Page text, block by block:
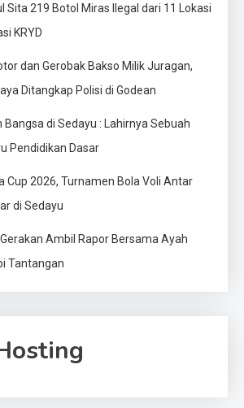
Sita 219 Botol Miras Ilegal dari 11 Lokasi
KRYD
dan Gerobak Bakso Milik Juragan,
Ditangkap Polisi di Godean
Bangsa di Sedayu : Lahirnya Sebuah
Pendidikan Dasar
Cup 2026, Turnamen Bola Voli Antar
di Sedayu
Ambil Rapor Bersama Ayah
Tantangan